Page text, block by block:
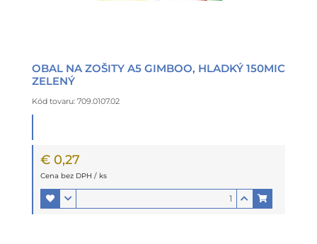
OBAL NA ZOŠITY A5 GIMBOO, HLADKÝ 150MIC
ZELENÝ
Kód tovaru: 709.0107.02
€ 0,27
Cena bez DPH / ks